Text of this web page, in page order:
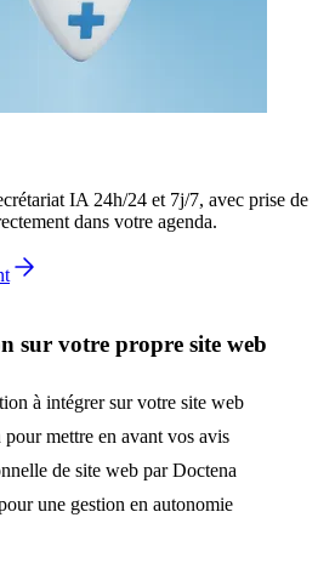
IA 24h/24 et 7j/7, avec prise de
dans votre agenda.
sur votre propre site web
à intégrer sur votre site web
mettre en avant vos avis
de site web par Doctena
une gestion en autonomie